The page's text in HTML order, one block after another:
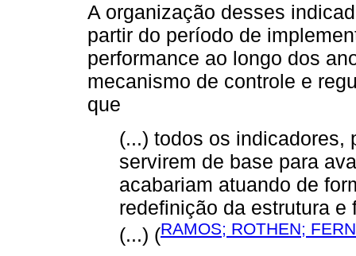
A organização desses
partir do período de
performance ao longo dos
mecanismo de controle e
que
(...) todos os indicadores,
servirem de base para
acabariam atuando de
redefinição da estrutura
(...) (RAMOS; ROTHEN;